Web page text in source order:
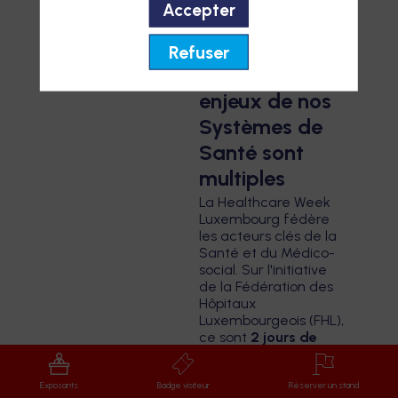
Parce que les
enjeux de nos
Systèmes de
Santé sont
multiples
La Healthcare Week
Luxembourg fédère
les acteurs clés de la
Santé et du Médico-
social. Sur l'initiative
de la Fédération des
Hôpitaux
Luxembourgeois (FHL),
ce sont 2 jours de
acteurs clés du
Exposants Badge visiteur Réserver un stand
Accepter
Refuser